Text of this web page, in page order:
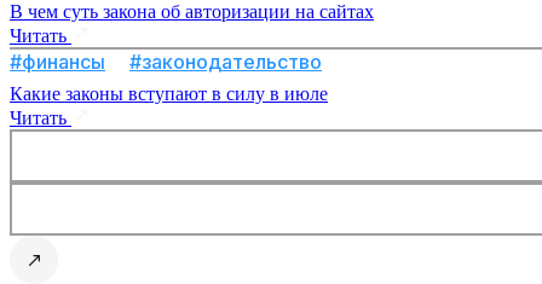
В чем суть закона об авторизации на сайтах
Читать
#финансы #законодательство
Какие законы вступают в силу в июле
Читать